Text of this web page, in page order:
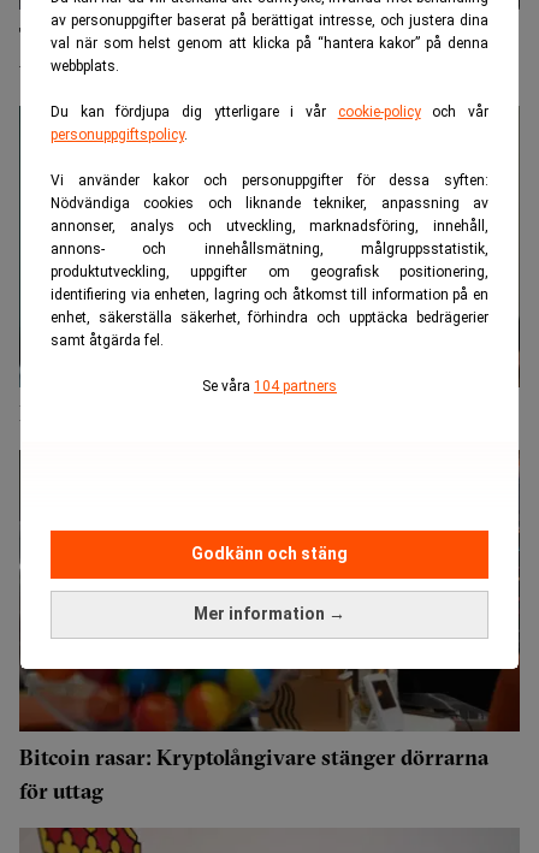
av personuppgifter baserat på berättigat intresse, och justera dina
val när som helst genom att klicka på “hantera kakor” på denna
webbplats.
Du kan fördjupa dig ytterligare i vår cookie-policyoch vår
personuppgiftspolicy.
Vi använder kakor och personuppgifter för dessa syften:
Nödvändiga cookies och liknande tekniker, anpassning av
annonser, analys och utveckling, marknadsföring, innehåll,
annons- och innehållsmätning, målgruppsstatistik,
produktutveckling, uppgifter om geografisk positionering,
identifiering via enheten, lagring och åtkomst till information på en
enhet, säkerställa säkerhet, förhindra och upptäcka bedrägerier
samt åtgärda fel.
Se våra 104 partners
Mer information →
Godkänn och stäng
Trumps kryptolagstiftning i kris – bankerna står i
vägen
Kryptobolagets abrupta drag – byter vd
Bitcoin rasar: Kryptolångivare stänger dörrarna
för uttag